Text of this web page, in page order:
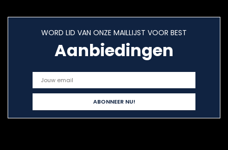
WORD LID VAN ONZE MAILLIJST VOOR BEST
Aanbiedingen